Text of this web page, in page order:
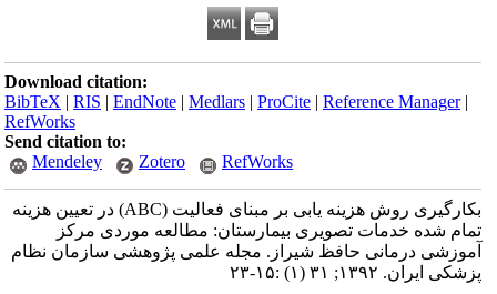
Download citation:
BibTeX |RIS |EndNote |Medlars |ProCite |Reference Manager
RefWorks
Send citation to:
Mendeley
Zotero RefWorks
بکارگیری روش هزینه یابی بر مبنای فعالیت (ABC) در تعیین هزینه
تمام شده خدمات تصویری بیمارستان: مطالعه موردی مرکز
آموزشی درمانی حافظ شیراز. مجله علمی پژوهشی سازمان نظام
پزشکی ایران. ۱۳۹۲; ۳۱ (۱) :۱۵-۲۳